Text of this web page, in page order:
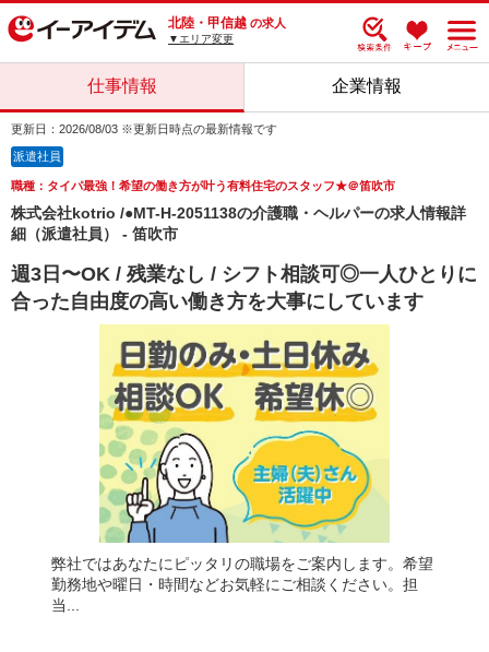
北陸・甲信越 の求人
▼エリア変更
仕事情報 企業情報
更新日：2026/08/03 ※更新日時点の最新情報です
派遣社員
職種：タイパ最強！希望の働き方が叶う有料住宅のスタッフ★＠笛吹市
株式会社kotrio /●MT-H-2051138の介護職・ヘルパーの求人情報詳
細（派遣社員） - 笛吹市
週3日〜OK / 残業なし / シフト相談可◎一人ひとりに
合った自由度の高い働き方を大事にしています
弊社ではあなたにピッタリの職場をご案内します。希望
勤務地や曜日・時間などお気軽にご相談ください。担
当...